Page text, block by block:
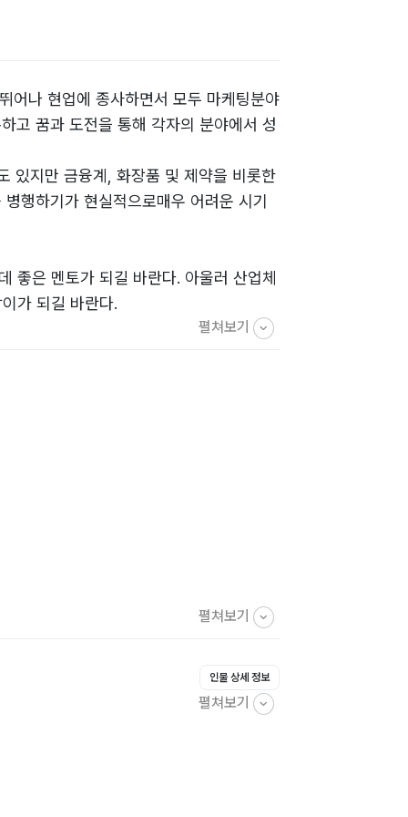
어나 현업에 종사하면서 모두 마케팅분야
고 꿈과 도전을 통해 각자의 분야에서 성
있지만 금융계, 화장품 및 제약을 비롯한
행하기가 현실적으로매우 어려운 시기
좋은 멘토가 되길 바란다. 아울러 산업체
가 되길 바란다.
펼쳐보기
펼쳐보기
인물 상세 정보
펼쳐보기